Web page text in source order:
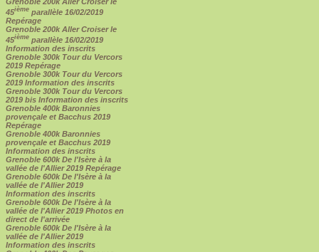
45ième parallèle 16/02/2019
Repérage
Grenoble 200k Aller Croiser le
45ième parallèle 16/02/2019
Information des inscrits
Grenoble 300k Tour du Vercors
2019 Repérage
Grenoble 300k Tour du Vercors
2019 Information des inscrits
Grenoble 300k Tour du Vercors
2019 bis Information des inscrits
Grenoble 400k Baronnies
provençale et Bacchus 2019
Repérage
Grenoble 400k Baronnies
provençale et Bacchus 2019
Information des inscrits
Grenoble 600k De l'Isère à la
vallée de l'Allier 2019 Repérage
Grenoble 600k De l'Isère à la
vallée de l'Allier 2019
Information des inscrits
Grenoble 600k De l'Isère à la
vallée de l'Allier 2019 Photos en
direct de l'arrivée
Grenoble 600k De l'Isère à la
vallée de l'Allier 2019
Information des inscrits